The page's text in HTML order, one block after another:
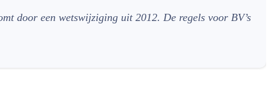
door een wetswijziging uit 2012. De regels voor BV’s